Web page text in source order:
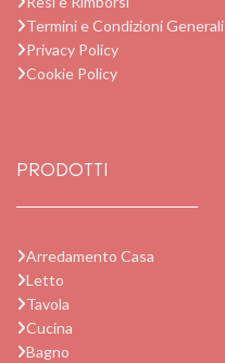
Termini e Condizioni Generali
Privacy Policy
Cookie Policy
PRODOTTI
Arredamento Casa
Letto
Tavola
Cucina
Bagno